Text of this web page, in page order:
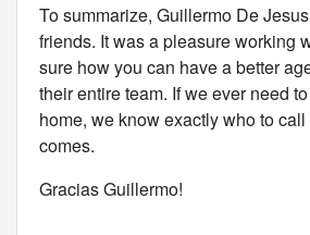
To summarize, Guillermo De
friends. It was a pleasure working
sure how you can have a better
their entire team. If we ever need
home, we know exactly who to
comes.
Gracias Guillermo!